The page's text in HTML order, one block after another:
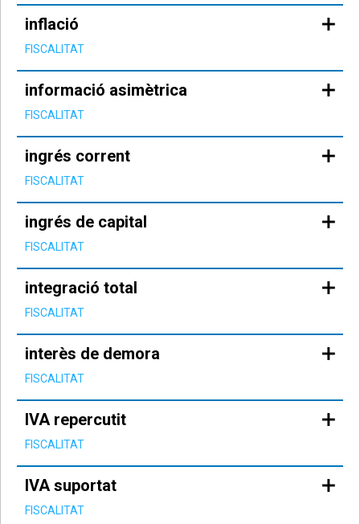
inflació
FISCALITAT
informació asimètrica
FISCALITAT
ingrés corrent
FISCALITAT
ingrés de capital
FISCALITAT
integració total
FISCALITAT
interès de demora
FISCALITAT
IVA repercutit
FISCALITAT
IVA suportat
FISCALITAT